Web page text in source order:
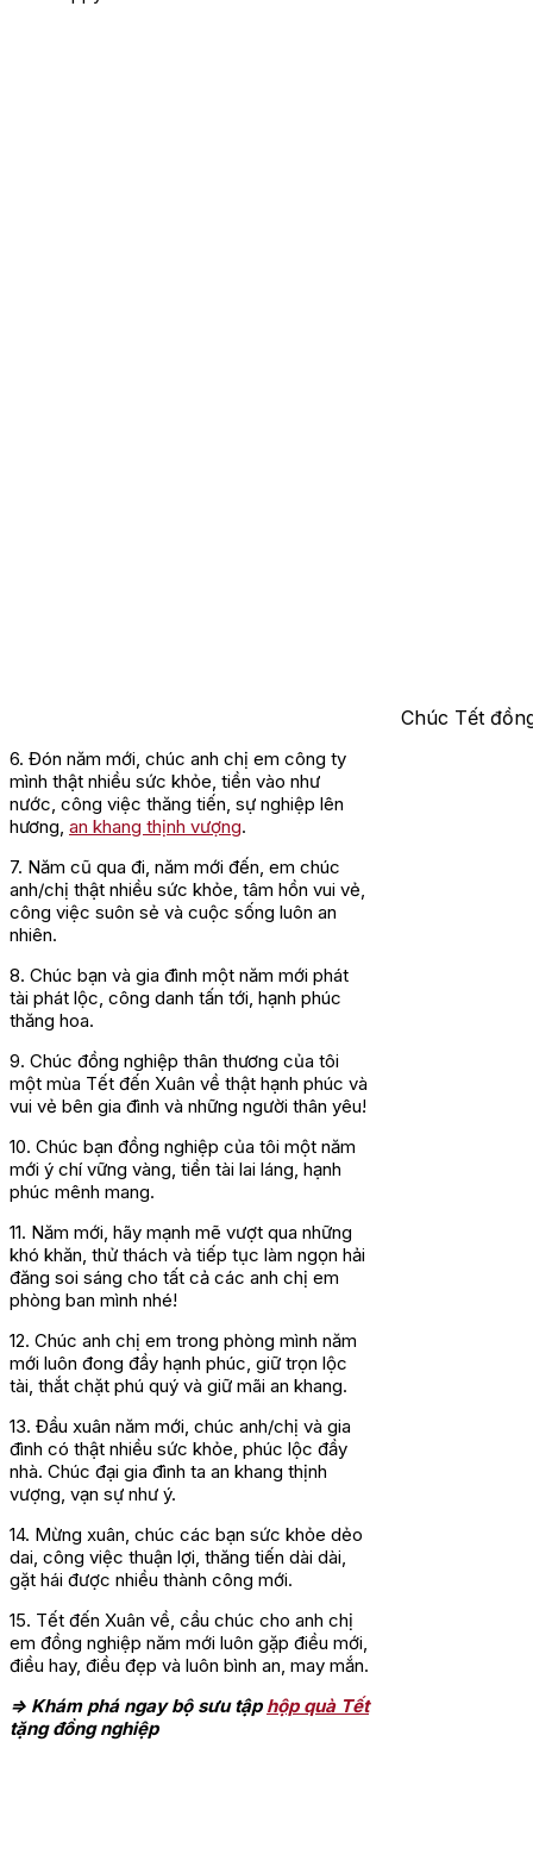
Chúc Tết
6. Đón năm mới, chúc anh chị em công ty
mình thật nhiều sức khỏe, tiền vào như
nước, công việc thăng tiến, sự nghiệp lên
hương, an khang thịnh vượng.
7. Năm cũ qua đi, năm mới đến, em chúc
anh/chị thật nhiều sức khỏe, tâm hồn vui vẻ,
công việc suôn sẻ và cuộc sống luôn an
nhiên.
8. Chúc bạn và gia đình một năm mới phát
tài phát lộc, công danh tấn tới, hạnh phúc
thăng hoa.
9. Chúc đồng nghiệp thân thương của tôi
một mùa Tết đến Xuân về thật hạnh phúc và
vui vẻ bên gia đình và những người thân yêu!
10. Chúc bạn đồng nghiệp của tôi một năm
mới ý chí vững vàng, tiền tài lai láng, hạnh
phúc mênh mang.
11. Năm mới, hãy mạnh mẽ vượt qua những
khó khăn, thử thách và tiếp tục làm ngọn hải
đăng soi sáng cho tất cả các anh chị em
phòng ban mình nhé!
12. Chúc anh chị em trong phòng mình năm
mới luôn đong đầy hạnh phúc, giữ trọn lộc
tài, thắt chặt phú quý và giữ mãi an khang.
13. Đầu xuân năm mới, chúc anh/chị và gia
đình có thật nhiều sức khỏe, phúc lộc đầy
nhà. Chúc đại gia đình ta an khang thịnh
vượng, vạn sự như ý.
14. Mừng xuân, chúc các bạn sức khỏe dẻo
dai, công việc thuận lợi, thăng tiến dài dài,
gặt hái được nhiều thành công mới.
15. Tết đến Xuân về, cầu chúc cho anh chị
em đồng nghiệp năm mới luôn gặp điều mới,
điều hay, điều đẹp và luôn bình an, may mắn.
=> Khám phá ngay bộ sưu tập hộp quà Tết
tặng đồng nghiệp